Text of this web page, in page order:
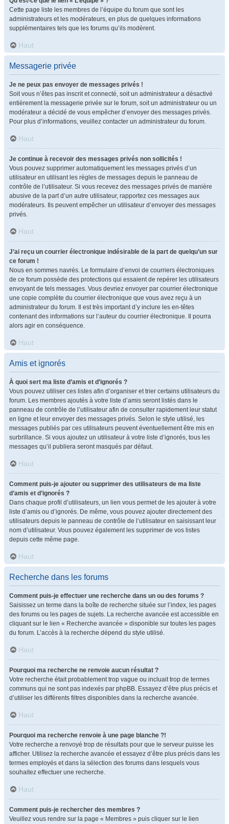
Cette page liste les membres de l’équipe du forum que sont les
administrateurs et les modérateurs, en plus de quelques informations
supplémentaires tels que les forums qu’ils modèrent.
Haut
Messagerie privée
Je ne peux pas envoyer de messages privés !
Soit vous n’êtes pas inscrit et connecté, soit un administrateur a désactivé
entièrement la messagerie privée sur le forum, soit un administrateur ou un
modérateur a décidé de vous empêcher d’envoyer des messages privés.
Pour plus d’informations, veuillez contacter un administrateur du forum.
Haut
Je continue à recevoir des messages privés non sollicités !
Vous pouvez supprimer automatiquement les messages privés d’un
utilisateur en utilisant les règles de messages depuis le panneau de
contrôle de l’utilisateur. Si vous recevez des messages privés de manière
abusive de la part d’un autre utilisateur, rapportez ces messages aux
modérateurs. Ils peuvent empêcher un utilisateur d’envoyer des messages
privés.
Haut
J’ai reçu un courrier électronique indésirable de la part de quelqu’un sur
ce forum !
Nous en sommes navrés. Le formulaire d’envoi de courriers électroniques
de ce forum possède des protections qui essaient de repérer les utilisateurs
envoyant de tels messages. Vous devriez envoyer par courrier électronique
une copie complète du courrier électronique que vous avez reçu à un
administrateur du forum. Il est très important d’y inclure les en-têtes
contenant des informations sur l’auteur du courrier électronique. Il pourra
alors agir en conséquence.
Haut
Amis et ignorés
À quoi sert ma liste d’amis et d’ignorés ?
Vous pouvez utiliser ces listes afin d’organiser et trier certains utilisateurs du
forum. Les membres ajoutés à votre liste d’amis seront listés dans le
panneau de contrôle de l’utilisateur afin de consulter rapidement leur statut
en ligne et leur envoyer des messages privés. Selon le style utilisé, les
messages publiés par ces utilisateurs peuvent éventuellement être mis en
surbrillance. Si vous ajoutez un utilisateur à votre liste d’ignorés, tous les
messages qu’il publiera seront masqués par défaut.
Haut
Comment puis-je ajouter ou supprimer des utilisateurs de ma liste
d’amis et d’ignorés ?
Dans chaque profil d’utilisateurs, un lien vous permet de les ajouter à votre
liste d’amis ou d’ignorés. De même, vous pouvez ajouter directement des
utilisateurs depuis le panneau de contrôle de l’utilisateur en saisissant leur
nom d’utilisateur. Vous pouvez également les supprimer de vos listes
depuis cette même page.
Haut
Recherche dans les forums
Comment puis-je effectuer une recherche dans un ou des forums ?
Saisissez un terme dans la boîte de recherche située sur l’index, les pages
des forums ou les pages de sujets. La recherche avancée est accessible en
cliquant sur le lien « Recherche avancée » disponible sur toutes les pages
du forum. L’accès à la recherche dépend du style utilisé.
Haut
Pourquoi ma recherche ne renvoie aucun résultat ?
Votre recherche était probablement trop vague ou incluait trop de termes
communs qui ne sont pas indexés par phpBB. Essayez d’être plus précis et
d’utiliser les différents filtres disponibles dans la recherche avancée.
Haut
Pourquoi ma recherche renvoie à une page blanche ?!
Votre recherche a renvoyé trop de résultats pour que le serveur puisse les
afficher. Utilisez la recherche avancée et essayez d’être plus précis dans les
termes employés et dans la sélection des forums dans lesquels vous
souhaitez effectuer une recherche.
Haut
Comment puis-je rechercher des membres ?
Veuillez vous rendre sur la page « Membres » puis cliquer sur le lien